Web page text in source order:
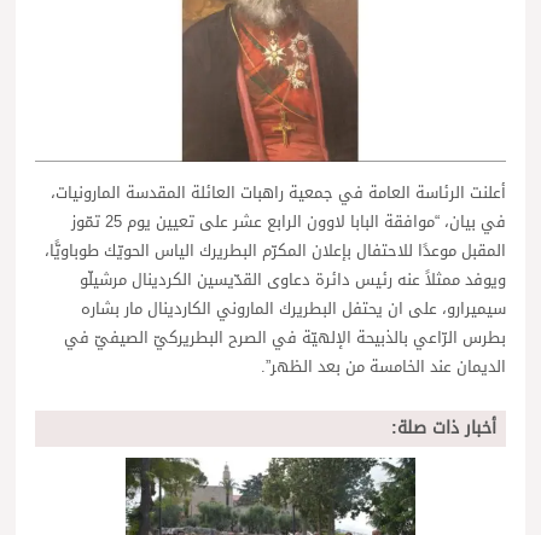
أعلنت الرئاسة العامة في جمعية راهبات العائلة المقدسة المارونيات،
في بيان، “موافقة البابا لاوون الرابع عشر على تعيين يوم 25 تمّوز
المقبل موعدًا للاحتفال بإعلان المكرّم البطريرك الياس الحويّك طوباويًّا،
ويوفد ممثلاً عنه رئيس دائرة دعاوى القدّيسين الكردينال مرشيلّو
سيميرارو، على ان يحتفل البطريرك الماروني الكاردينال مار بشاره
بطرس الرّاعي بالذبيحة الإلهيّة في الصرح البطريركيّ الصيفيّ في
الديمان عند الخامسة من بعد الظهر”.
أخبار ذات صلة: